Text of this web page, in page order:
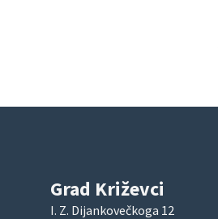
Grad Križevci
I. Z. Dijankovečkoga 12